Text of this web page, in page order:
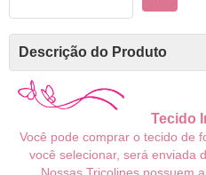
Descrição do Produto
Tecido
Você pode comprar o tecido de
você selecionar, será enviada